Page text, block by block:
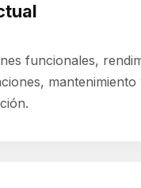
funcionales,
mantenimiento